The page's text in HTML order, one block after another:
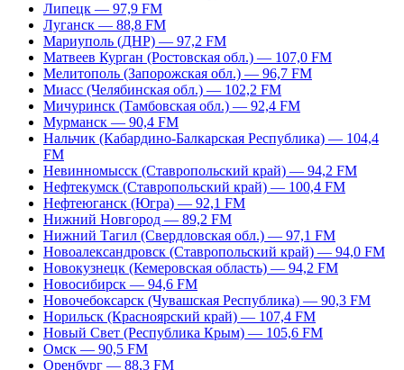
Липецк — 97,9 FM
Луганск — 88,8 FM
Мариуполь (ДНР) — 97,2 FM
Матвеев Курган (Ростовская обл.) — 107,0 FM
Мелитополь (Запорожская обл.) — 96,7 FM
Миасс (Челябинская обл.) — 102,2 FM
Мичуринск (Тамбовская обл.) — 92,4 FM
Мурманск — 90,4 FM
Нальчик (Кабардино-Балкарская Республика) — 104,4
FM
Невинномысск (Ставропольский край) — 94,2 FM
Нефтекумск (Ставропольский край) — 100,4 FM
Нефтеюганск (Югра) — 92,1 FM
Нижний Новгород — 89,2 FM
Нижний Тагил (Свердловская обл.) — 97,1 FM
Новоалександровск (Ставропольский край) — 94,0 FM
Новокузнецк (Кемеровская область) — 94,2 FM
Новосибирск — 94,6 FM
Новочебоксарск (Чувашская Республика) — 90,3 FM
Норильск (Красноярский край) — 107,4 FM
Новый Свет (Республика Крым) — 105,6 FM
Омск — 90,5 FM
Оренбург — 88,3 FM